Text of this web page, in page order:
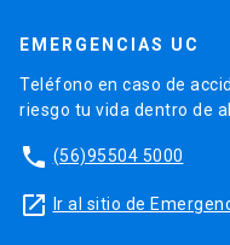
EMERGENCIAS UC
Teléfono en caso de
riesgo tu vida dentro de
phone (56)95504 5000
launch Ir al sitio de